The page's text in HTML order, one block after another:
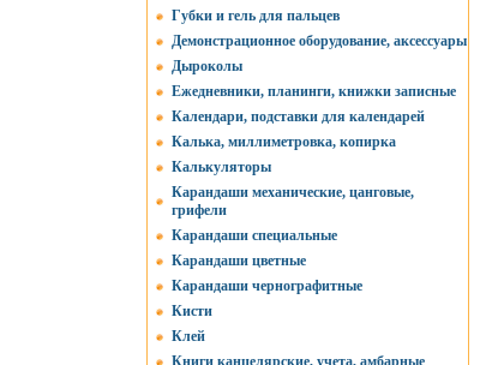
Губки и гель для пальцев
Демонстрационное оборудование, аксессуары
Дыроколы
Ежедневники, планинги, книжки записные
Календари, подставки для календарей
Калька, миллиметровка, копирка
Калькуляторы
Карандаши механические, цанговые,
грифели
Карандаши специальные
Карандаши цветные
Карандаши чернографитные
Кисти
Клей
Книги канцелярские, учета, амбарные